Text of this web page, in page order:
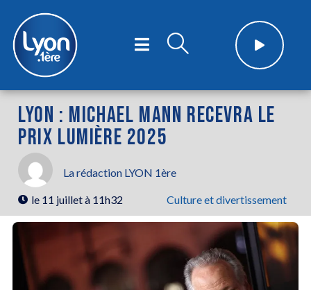
LYON : MICHAEL MANN RECEVRA LE
PRIX LUMIÈRE 2025
La rédaction LYON 1ère
le 11 juillet à 11h32 Culture et divertissement